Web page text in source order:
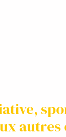
autres